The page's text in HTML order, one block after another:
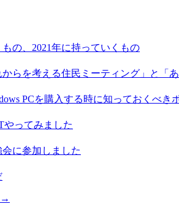
の、2021年に持っていくもの
からを考える住民ミーティング」と
PCを購入する時に知っておくべき
やってみました
に参加しました
→